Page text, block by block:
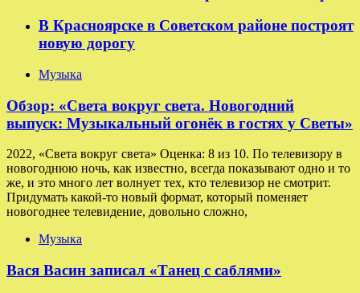
В Красноярске в Советском районе построят
новую дорогу
Музыка
Обзор: «Света вокруг света. Новогодний
выпуск: Музыкальный огонёк в гостях у Светы»
2022, «Света вокруг света» Оценка: 8 из 10. По телевизору в
новогоднюю ночь, как известно, всегда показывают одно и то
же, и это много лет волнует тех, кто телевизор не смотрит.
Придумать какой-то новый формат, который поменяет
новогоднее телевидение, довольно сложно,
Музыка
Вася Васин записал «Танец с саблями»